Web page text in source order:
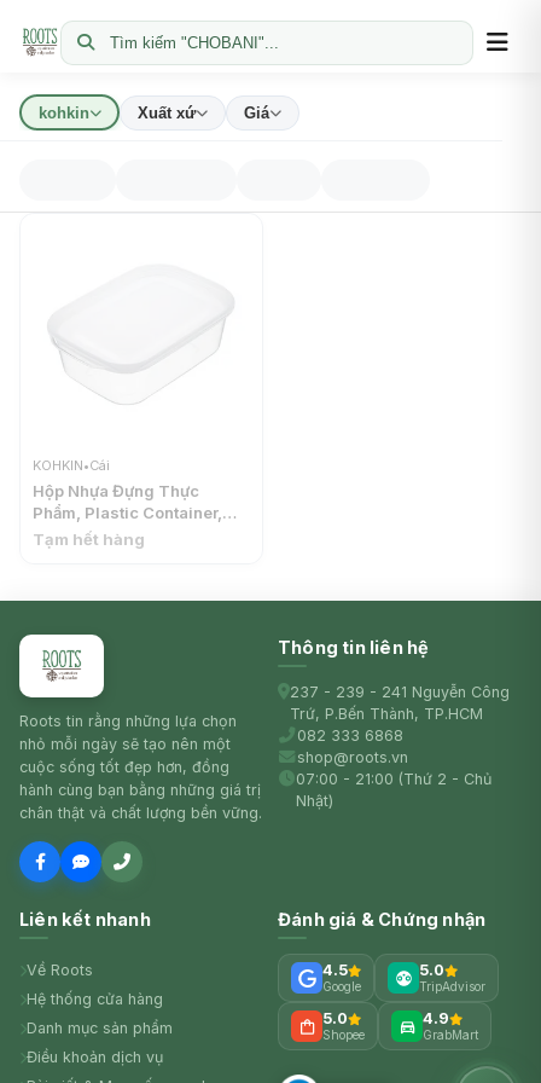
Tìm kiếm "CHOBANI"...
kohkin Xuất xứ Giá
KOHKIN•Cái
Hộp Nhựa Đựng Thực
Phẩm, Plastic Container,
900ml (177 x 126 x 54mm) -
Tạm hết hàng
Roots tin rằng những lựa chọn
nhỏ mỗi ngày sẽ tạo nên một
cuộc sống tốt đẹp hơn, đồng
hành cùng bạn bằng những giá trị
chân thật và chất lượng bền vững.
Thông tin liên hệ
237 - 239 - 241 Nguyễn Công
Trứ, P.Bến Thành, TP.HCM
082 333 6868
shop@roots.vn
07:00 - 21:00 (Thứ 2 - Chủ
Nhật)
Liên kết nhanh
Về Roots
Hệ thống cửa hàng
Danh mục sản phẩm
Điều khoản dịch vụ
Đánh giá & Chứng nhận
4.5
Google
5.0
TripAdvisor
5.0
Shopee
4.9
GrabMart